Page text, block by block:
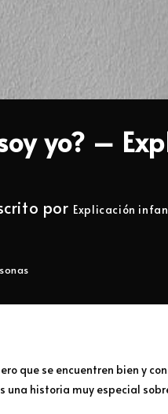
yo? –
por Explicación
que se encuentren bien y
historia muy especial